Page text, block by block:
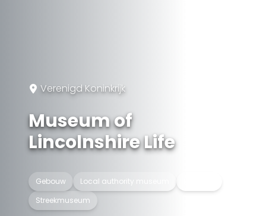
Verenigd Koninkrijk
Museum of
Lincolnshire Life
Gebouw Local authority museum
Streekmuseum